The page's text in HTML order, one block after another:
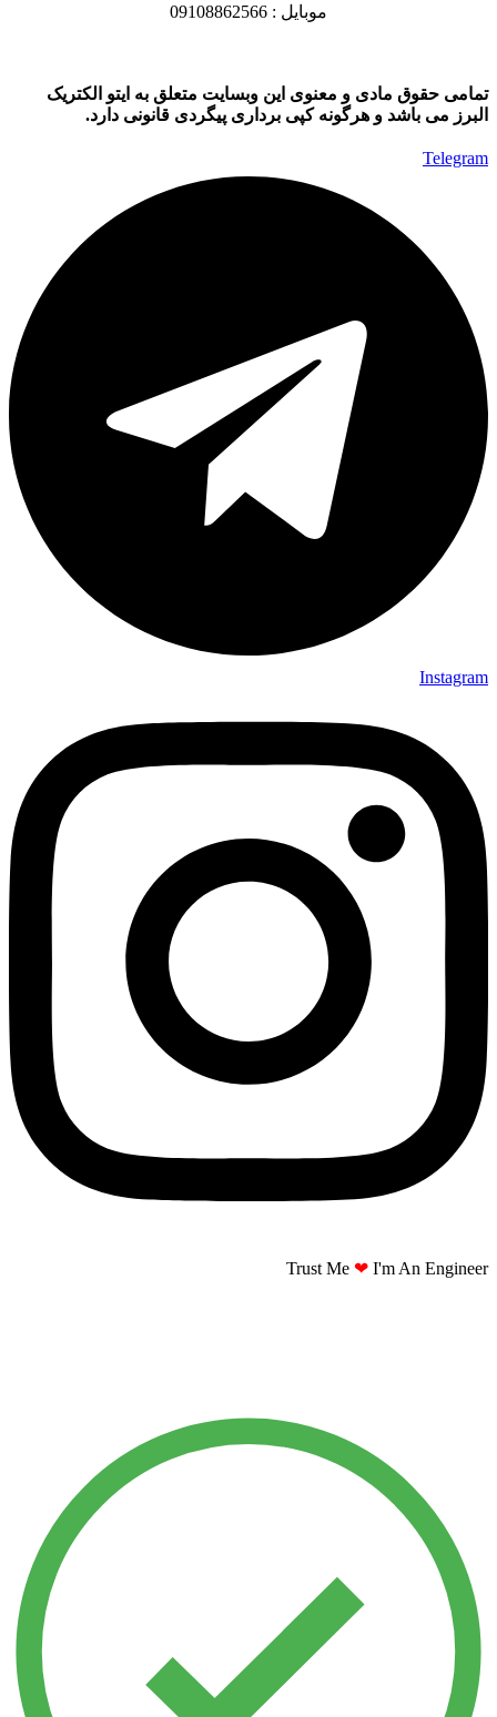
موبایل : 09108862566
تمامی حقوق مادی و معنوی این وبسایت متعلق به ایتو الکتریک
البرز می باشد و هرگونه کپی برداری پیگردی قانونی دارد.
Telegram
Instagram
Trust Me ❤ I'm An Engineer​​